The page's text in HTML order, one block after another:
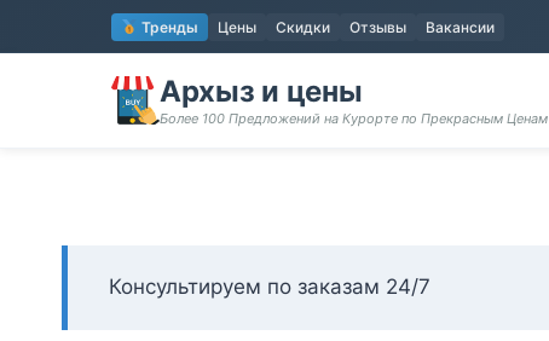
к
содержимому
Тренды Цены Скидки Отзывы Вакансии
Архыз и цены
Более 100 Предложений на Курорте по Прекрасным Ценам
Консультируем по заказам 24/7